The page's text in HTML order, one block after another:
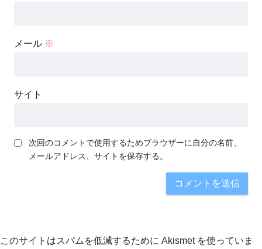
メール ※
サイト
次回のコメントで使用するためブラウザーに自分の名前、
メールアドレス、サイトを保存する。
このサイトはスパムを低減するために Akismet を使っていま